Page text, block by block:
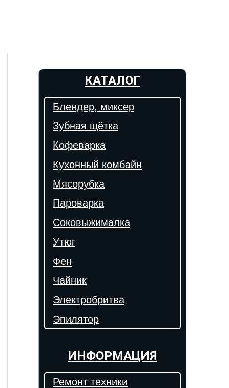
КАТАЛОГ
Блендер, миксер
Зубная щётка
Кофеварка
Кухонный комбайн
Мясорубка
Пароварка
Соковыжималка
Утюг
Фен
Чайник
Электробритва
Эпилятор
ИНФОРМАЦИЯ
Ремонт техники